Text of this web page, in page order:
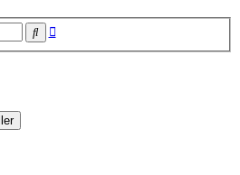
Rechercher
Recherche